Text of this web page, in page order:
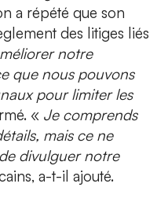
a répété que son
des litiges liés
notre
que nous pouvons
pour limiter les
« Je comprends
mais ce ne
divulguer notre
a-t-il ajouté.